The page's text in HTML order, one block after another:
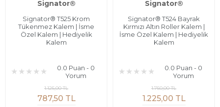
Signator®
Signator® T525 Krom
Tükenmez Kalem | İsme
Özel Kalem | Hediyelik
Kalem
0.0 Puan - 0
Yorum
787,50 TL
1.125,00 TL
Signator®
Signator® T524 Bayrak
Kırmızı Altın Roller Kalem |
İsme Özel Kalem | Hediyelik
Kalem
0.0 Puan - 0
Yorum
1.225,00 TL
1.750,00 TL